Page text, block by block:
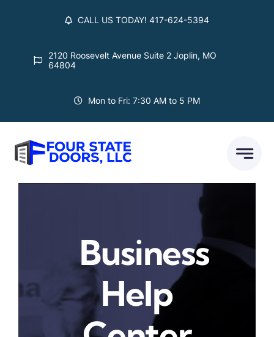
CALL US TODAY! 417-624-5394
2120 Roosevelt Avenue Suite 2 Joplin, MO
64804
Mon to Fri: 7:30 AM to 5 PM
Business
Help